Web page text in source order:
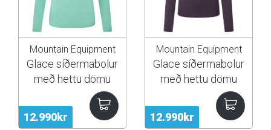
12.990kr
Mountain Equipment
Glace síðermabolur
með hettu dömu
12.990kr
Mountain Equipment
Glace síðermabolur
með hettu dömu